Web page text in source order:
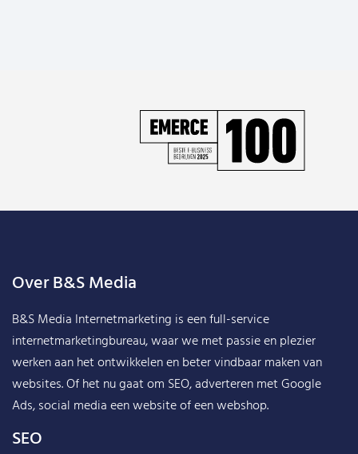
Over B&S Media
B&S Media Internetmarketing is een full-service
internetmarketingbureau, waar we met passie en plezier
werken aan het ontwikkelen en beter vindbaar maken van
websites. Of het nu gaat om SEO, adverteren met Google
Ads, social media een website of een webshop.
SEO